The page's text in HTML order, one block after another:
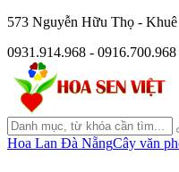
573 Nguyễn Hữu Thọ -
0931.914.968 -
Hoa Lan Đà NẵngCây văn